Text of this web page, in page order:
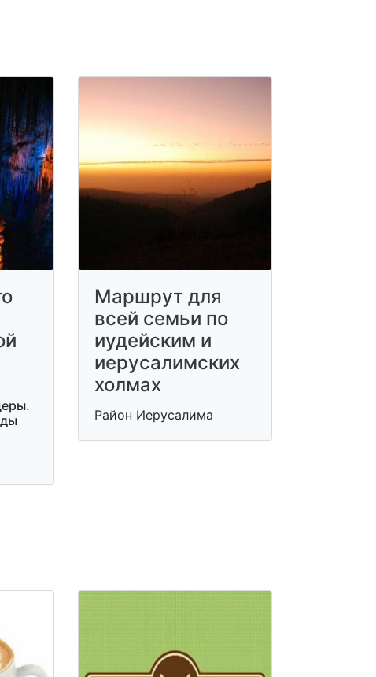
Маршрут для
всей семьи по
иудейским и
иерусалимских
холмах
Район Иерусалима